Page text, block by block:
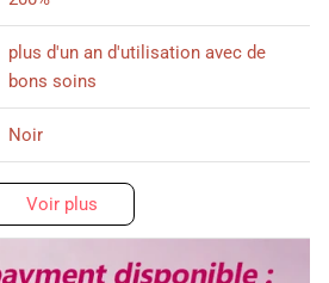
plus d'un an d'utilisation avec de
bons soins
Noir
Pre-Plucked
Voir plus